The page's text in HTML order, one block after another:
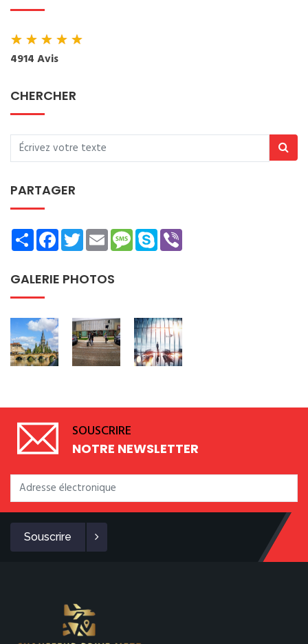
★★★★★
4914 Avis
CHERCHER
PARTAGER
ShareFacebookTwitterEmailMessage
Skype
GALERIE PHOTOS
SOUSCRIRE
NOTRE NEWSLETTER
Souscrire